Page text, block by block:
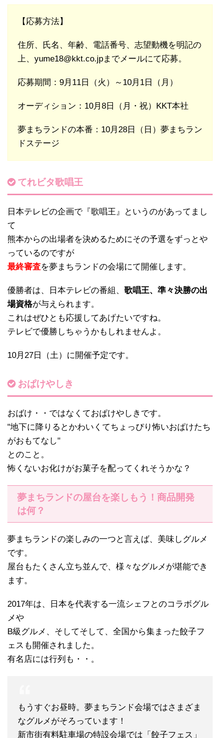
【応募方法】
住所、氏名、年齢、電話番号、志望動機を明記の
上、yume18@kkt.co.jpまでメールにて応募。
応募期間：9月11日（火）～10月1日（月）
オーディション：10月8日（月・祝）KKT本社
夢まちランドの本番：10月28日（日）夢まちラン
ドステージ
てれビタ歌唱王
日本テレビの企画で『歌唱王』というのがあってまし
て
熊本からの出場者を決めるためにその予選をずっとや
っているのですが
最終審査を夢まちランドの会場にて開催します。
優勝者は、日本テレビの番組、 歌唱王、準々決勝の出
場資格が与えられます。
これはぜひとも応援してあげたいですね。
テレビで優勝しちゃうかもしれませんよ。
10月27日（土）に開催予定です。
おぱけやしき
おばけ・・ではなくておぱけやしきです。
"地下に降りるとかわいくてちょっぴり怖いおぱけたち
がおもてなし"
とのこと。
怖くないお化けがお菓子を配ってくれそうかな？
夢まちランドの屋台を楽しもう！商品開発
は何？
夢まちランドの楽しみの一つと言えば、美味しグルメ
です。
屋台もたくさん立ち並んで、様々なグルメが堪能でき
ます。
2017年は、日本を代表する一流シェフとのコラボグル
メや
B級グルメ、そしてそして、全国から集まった餃子フ
ェスも開催されました。
有名店には行列も・・。
もうすぐお昼時。夢まちランド会場ではさまざま
なグルメがそろっています！
新市街有料駐車場の特設会場では「餃子フェス」